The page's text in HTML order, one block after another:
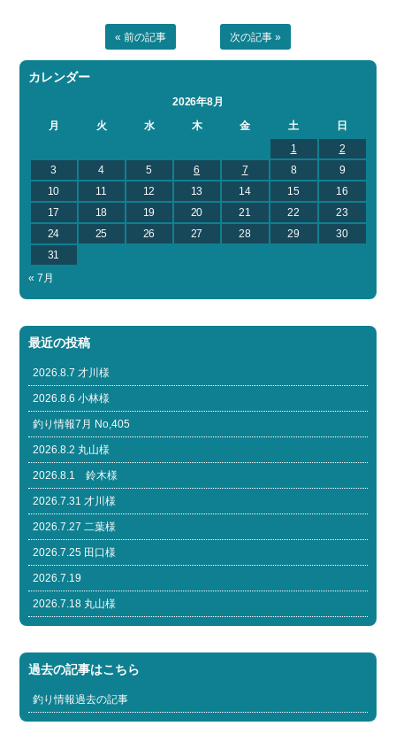
« 前の記事 次の記事 »
カレンダー
2026年8月
月
火 水 木 金 土
日
1
2
3
4 5 6 7 8
9
10
11 12 13 14 15
16
17
18 19 20 21 22
23
24
25 26 27 28 29
30
31
« 7月
最近の投稿
2026.8.7 才川様
2026.8.6 小林様
釣り情報7月 No,405
2026.8.2 丸山様
2026.8.1 鈴木様
2026.7.31 才川様
2026.7.27 二葉様
2026.7.25 田口様
2026.7.19
2026.7.18 丸山様
過去の記事はこちら
釣り情報過去の記事